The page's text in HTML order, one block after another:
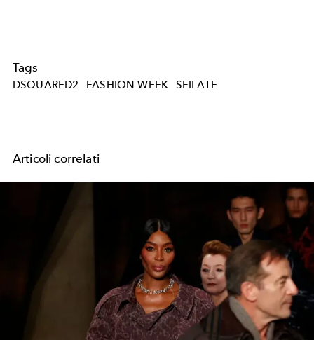
Tags
DSQUARED2 FASHION WEEK SFILATE
Articoli correlati